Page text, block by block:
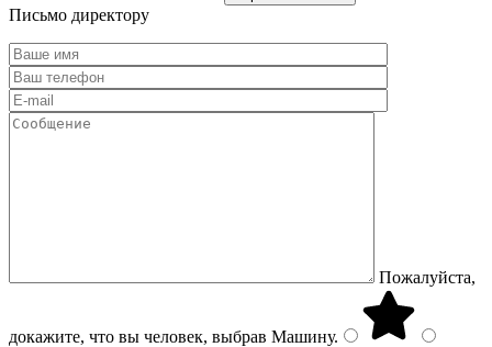
Письмо директору
Пожалуйста,
докажите, что вы человек, выбрав Машину.